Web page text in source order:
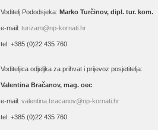
Voditelj Pododsjeka: Marko Turčinov, dipl. tur. kom.
e-mail: turizam@np-kornati.hr
tel: +385 (0)22 435 760
Voditeljica odjeljka za prihvat i prijevoz posjetitelja:
Valentina Bračanov, mag. oec
e-mail: valentina.bracanov@np-kornati.hr
tel: +385 (0)22 435 760